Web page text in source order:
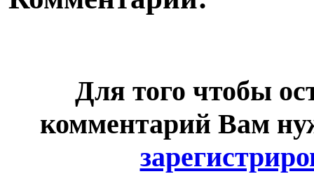
Для того чтобы
комментарий Вам